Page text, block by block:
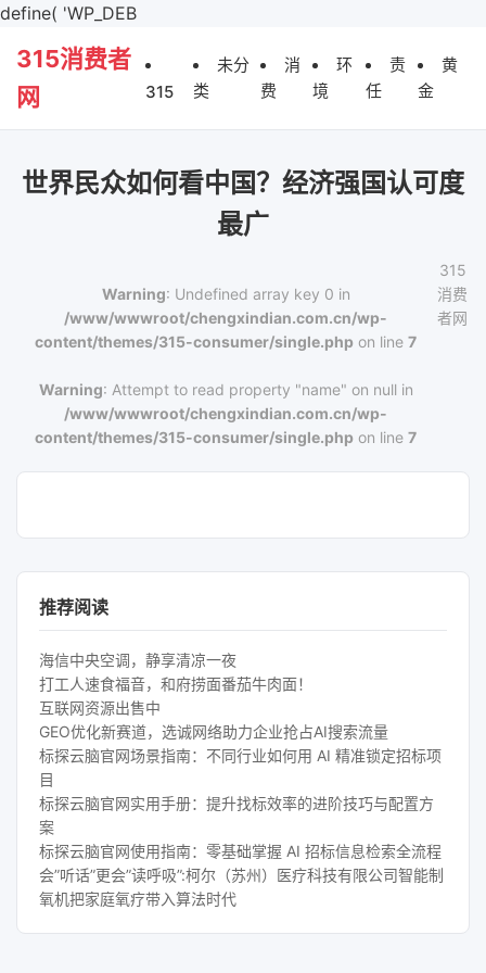
define( 'WP_DEB
315消费者
网
315
未分
类
消
费
环
境
责
任
黄
金
世界民众如何看中国？经济强国认可度
最广
Warning: Undefined array key 0 in
/www/wwwroot/chengxindian.com.cn/wp-
content/themes/315-consumer/single.php on line7
Warning: Attempt to read property "name" on null in
/www/wwwroot/chengxindian.com.cn/wp-
content/themes/315-consumer/single.php on line7
315
消费
者网
推荐阅读
海信中央空调，静享清凉一夜
打工人速食福音，和府捞面番茄牛肉面！
互联网资源出售中
GEO优化新赛道，选诚网络助力企业抢占AI搜索流量
标探云脑官网场景指南：不同行业如何用 AI 精准锁定招标项
目
标探云脑官网实用手册：提升找标效率的进阶技巧与配置方
案
标探云脑官网使用指南：零基础掌握 AI 招标信息检索全流程
会”听话”更会”读呼吸”:柯尔（苏州）医疗科技有限公司智能制
氧机把家庭氧疗带入算法时代